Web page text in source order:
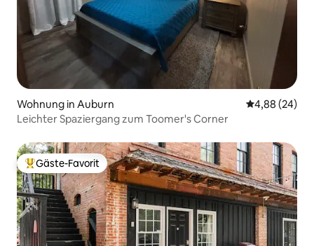
Wohnung in Auburn
4,88 (24)
Leichter Spaziergang zum Toomer's Corner
Beliebter Gäste-Favorit.
Gäste-Favorit